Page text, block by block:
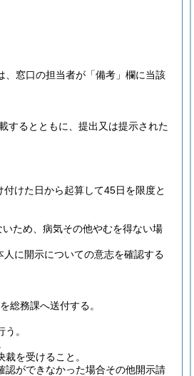
、窓口の担当者が「備考」欄に当該
するとともに、提出又は提示された
けた日から起算して45日を限度と
ため、病気その他やむを得ない場
に開示についての意志を確認する
総務課へ送付する。
。
を受けること。
認ができなかった場合その他開示請